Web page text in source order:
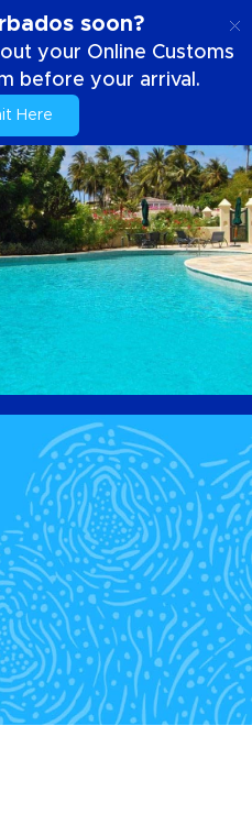
soon?
your Online Customs
before your arrival.
Here